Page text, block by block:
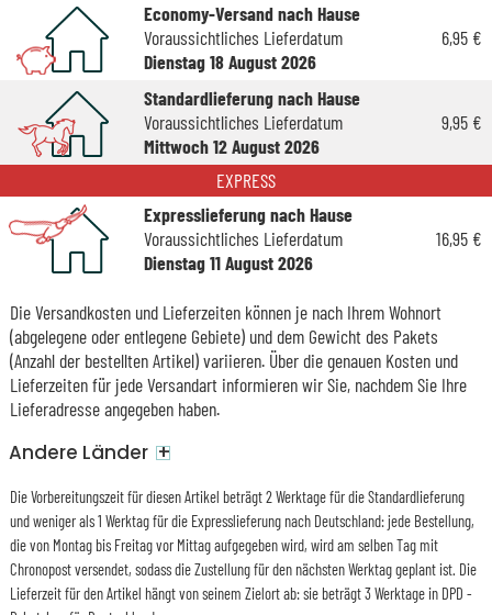
Economy-Versand nach Hause
Voraussichtliches Lieferdatum
Dienstag 18 August 2026
6,95 €
Standardlieferung nach Hause
Voraussichtliches Lieferdatum
Mittwoch 12 August 2026
9,95 €
EXPRESS
Expresslieferung nach Hause
Voraussichtliches Lieferdatum
Dienstag 11 August 2026
16,95 €
Die Versandkosten und Lieferzeiten können je nach Ihrem Wohnort
(abgelegene oder entlegene Gebiete) und dem Gewicht des Pakets
(Anzahl der bestellten Artikel) variieren. Über die genauen Kosten und
Lieferzeiten für jede Versandart informieren wir Sie, nachdem Sie Ihre
Lieferadresse angegeben haben.
Andere Länder +
Die Vorbereitungszeit für diesen Artikel beträgt 2 Werktage für die Standardlieferung
und weniger als 1 Werktag für die Expresslieferung nach Deutschland: jede Bestellung,
die von Montag bis Freitag vor Mittag aufgegeben wird, wird am selben Tag mit
Chronopost versendet, sodass die Zustellung für den nächsten Werktag geplant ist. Die
Lieferzeit für den Artikel hängt von seinem Zielort ab: sie beträgt 3 Werktage in DPD -